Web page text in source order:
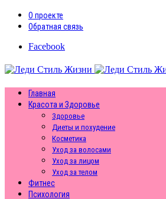
О проекте
Обратная связь
Facebook
Главная
Красота и Здоровье
Здоровье
Диеты и похудение
Косметика
Уход за волосами
Уход за лицом
Уход за телом
Фитнес
Психология